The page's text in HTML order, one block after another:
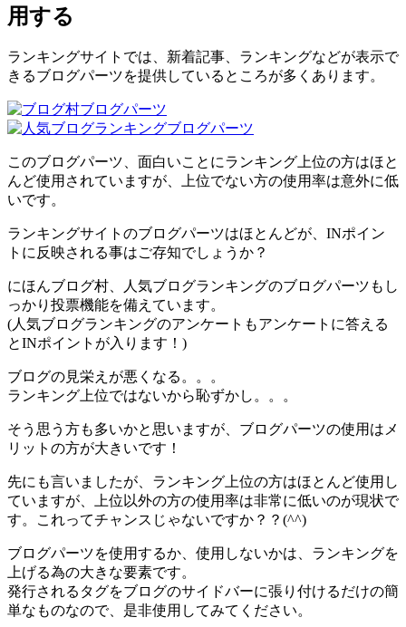
用する
ランキングサイトでは、新着記事、ランキングなどが表示で
きるブログパーツを提供しているところが多くあります。
このブログパーツ、面白いことにランキング上位の方はほと
んど使用されていますが、上位でない方の使用率は意外に低
いです。
ランキングサイトのブログパーツはほとんどが、 INポイン
トに反映される事はご存知でしょうか？
にほんブログ村、人気ブログランキングのブログパーツもし
っかり投票機能を備えています。
(人気ブログランキングのアンケートもアンケートに答える
とINポイントが入ります！)
ブログの見栄えが悪くなる。。。
ランキング上位ではないから恥ずかし。。。
そう思う方も多いかと思いますが、 ブログパーツの使用はメ
リットの方が大きいです！
先にも言いましたが、ランキング上位の方はほとんど使用し
ていますが、上位以外の方の使用率は非常に低いのが現状で
す。これってチャンスじゃないですか？？(^^)
ブログパーツを使用するか、使用しないかは、ランキングを
上げる為の大きな要素です。
発行されるタグをブログのサイドバーに張り付けるだけの簡
単なものなので、是非使用してみてください。